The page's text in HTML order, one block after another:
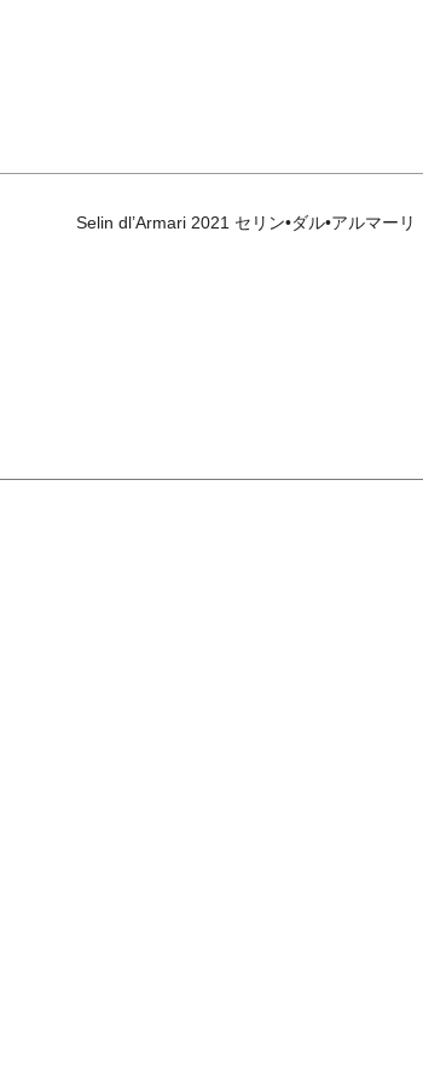
Selin dl’Armari 2021 セリン•ダル•アルマーリ